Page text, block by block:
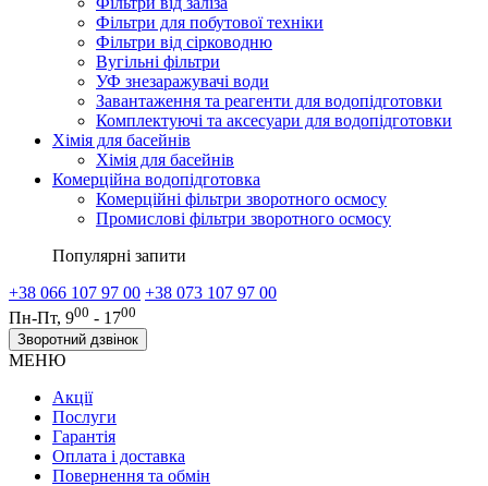
Фільтри для побутової техніки
Фільтри від сірководню
Вугільні фільтри
УФ знезаражувачі води
Завантаження та реагенти для водопідготовки
Комплектуючі та аксесуари для водопідготовки
Хімія для басейнів
Хімія для басейнів
Комерційна водопідготовка
Комерційні фільтри зворотного осмосу
Промислові фільтри зворотного осмосу
Популярні запити
+38 066 107 97 00 +38 073 107 97 00
Пн-Пт, 900 - 1700
Зворотний дзвінок
МЕНЮ
Акції
Послуги
Гарантія
Оплата і доставка
Повернення та обмін